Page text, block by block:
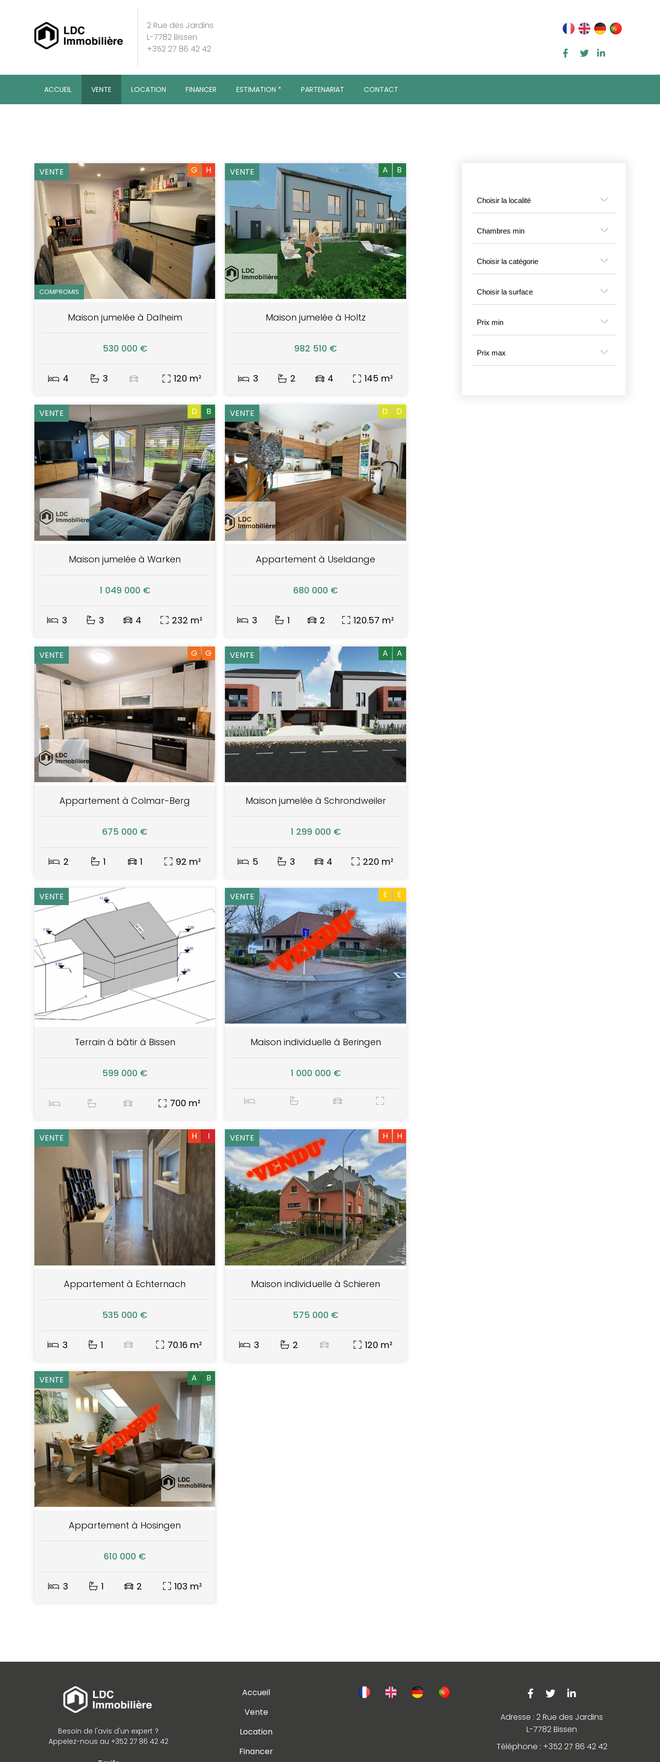
2 Rue des Jardins
L-7782 Bissen
+352 27 86 42 42
ACCUEIL VENTE LOCATION FINANCER ESTIMATION * PARTENARIAT CONTACT
VENTE
COMPROMIS
G H
Maison jumelée à Dalheim
530 000 €
4 3 120 m²
VENTE A B
Maison jumelée à Holtz
982 510 €
3 2 4 145 m²
VENTE D B
Maison jumelée à Warken
1 049 000 €
3 3 4 232 m²
VENTE D D
Appartement à Useldange
680 000 €
3 1 2 120.57 m²
VENTE G G
Appartement à Colmar-Berg
675 000 €
2 1 1 92 m²
VENTE A A
Maison jumelée à Schrondweiler
1 299 000 €
5 3 4 220 m²
VENTE
Terrain à bâtir à Bissen
599 000 €
700 m²
VENTE E E
Maison individuelle à Beringen
1 000 000 €
VENTE H I
Appartement à Echternach
535 000 €
3 1 70.16 m²
VENTE H H
Maison individuelle à Schieren
575 000 €
3 2 120 m²
VENTE A B
Appartement à Hosingen
610 000 €
3 1 2 103 m²
Besoin de l'avis d'un expert ?
Appelez-nous au +352 27 86 42 42
Accueil
Vente
Location
Financer
Adresse : 2 Rue des Jardins
L-7782 Bissen
Téléphone : +352 27 86 42 42